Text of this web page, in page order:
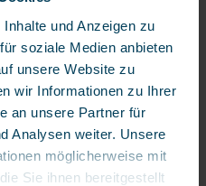
und Anzeigen zu
soziale Medien anbieten
unsere Website zu
wir Informationen zu Ihrer
an unsere Partner für
Analysen weiter. Unsere
möglicherweise mit
Sie ihnen bereitgestellt